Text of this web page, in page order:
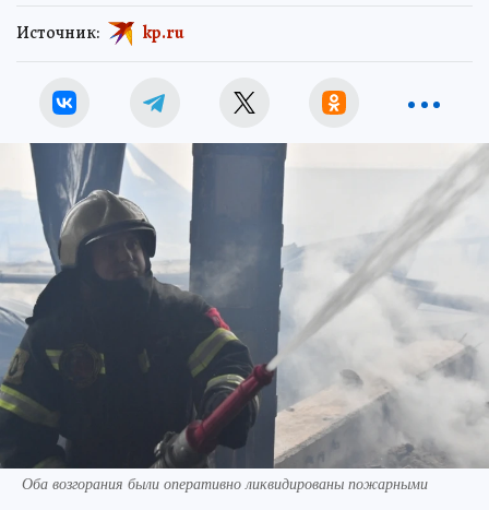
Источник: kp.ru
Оба возгорания были оперативно ликвидированы пожарными